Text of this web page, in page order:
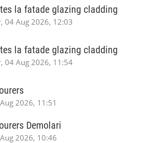
la fatade glazing cladding
04 Aug 2026, 12:03
la fatade glazing cladding
04 Aug 2026, 11:54
2026, 11:51
Demolari
2026, 10:46